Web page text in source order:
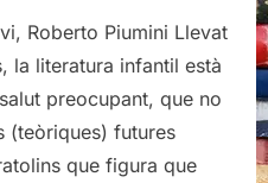
Roberto Piumini Llevat
la literatura infantil està
preocupant, que no
(teòriques) futures
que figura que